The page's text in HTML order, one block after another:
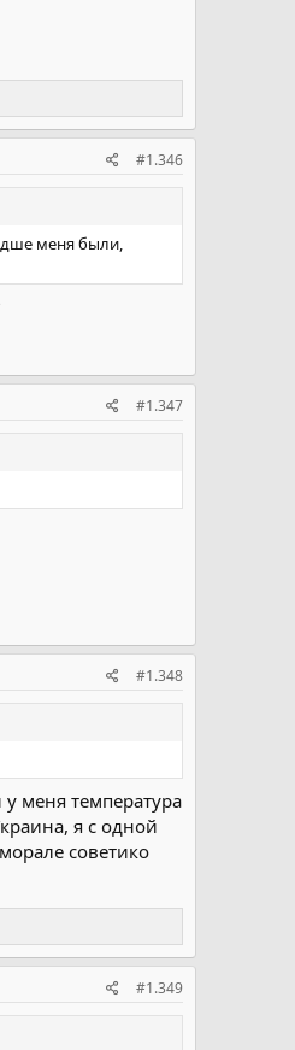
#1.346
меня были,
#1.347
#1.348
меня температура
я с одной
советико
#1.349